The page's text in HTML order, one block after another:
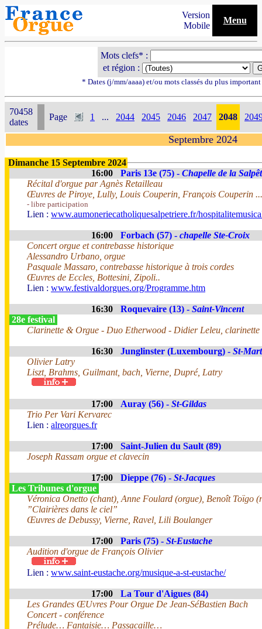
Version
Mobile
Menu
Mots clefs* :
et région :
* Dates (j/mm/aaaa) et/ou mots classés du plus
70458
dates
Page 1 ... 2044 2045 2046 2047 2048
Septembre 2024
Dimanche 15 Septembre 2024
16:00
Paris 13e (75) - Chapelle de la
Récital d'orgue par Agnès Retailleau
Œuvres de Piroye, Lully, Louis Couperin, François Couperin ...
- libre participation
Lien : www.aumoneriecatholiquesalpetriere.fr/
16:00 Forbach (57) - chapelle Ste-Croix
Concert orgue et contrebasse historique
Alessandro Urbano, orgue
Pasquale Massaro, contrebasse historique à trois cordes
Œuvres de Eccles, Bottesini, Zipoli..
Lien : www.festivaldorgues.org/Programme.htm
16:30 Roquevaire (13) - Saint-Vincent
28e festival
Clarinette & Orgue - Duo Etherwood - Didier Leleu,
16:30 Junglinster (Luxembourg) - St-
Olivier Latry
Liszt, Brahms, Guilmant, bach, Vierne, Dupré, Latry
17:00 Auray (56) - St-Gildas
Trio Per Vari Kervarec
Lien : alreorgues.fr
17:00
Saint-Julien du Sault (89)
Joseph Rassam orgue et clavecin
17:00 Dieppe (76) - St-Jacques
Les Tribunes d'orgue
Véronica Onetto (chant), Anne Foulard (orgue), Benoît Toïgo
”Clairières dans le ciel”
Œuvres de Debussy, Vierne, Ravel, Lili Boulanger
17:00 Paris (75) - St-Eustache
Audition d'orgue de François Olivier
Lien : www.saint-eustache.org/musique-a-st-eustache/
17:00
La Tour d'Aigues (84)
Les Grandes ŒUvres Pour Orgue De Jean-SéBastien Bach
Concert - conférence
Prélude… Fantaisie… Passacaille…